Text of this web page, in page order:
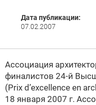
Дата публикации:
07.02.2007
Ассоциация
финалистов 24-й
(Prix d’excellence en
18 января 2007 г.